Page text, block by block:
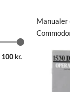
100 kr.
Manualer